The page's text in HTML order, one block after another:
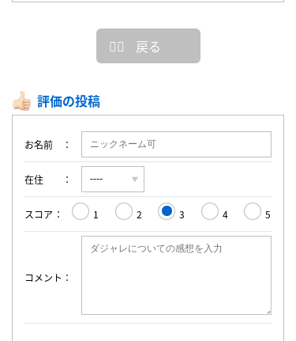
戻る
評価の投稿
お名前
在住
スコア 1 2 3 4 5
コメント